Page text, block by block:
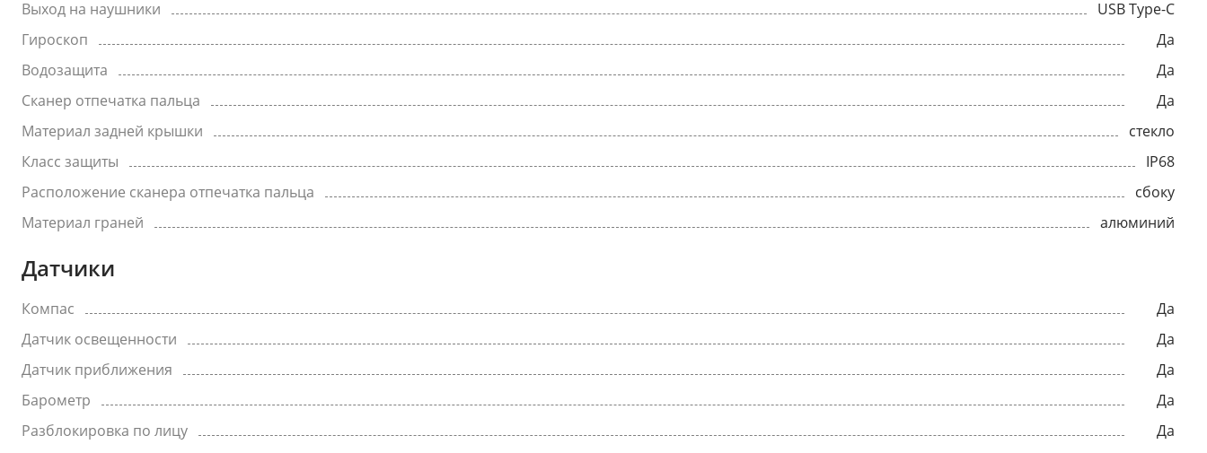
Выход на наушники
USB Type-C
Гироскоп
Да
Водозащита
Да
Сканер отпечатка пальца
Да
Материал задней крышки
стекло
Класс защиты
IP68
Расположение сканера отпечатка пальца
сбоку
Материал граней
алюминий
Датчики
Компас
Да
Датчик освещенности
Да
Датчик приближения
Да
Барометр
Да
Разблокировка по лицу
Да